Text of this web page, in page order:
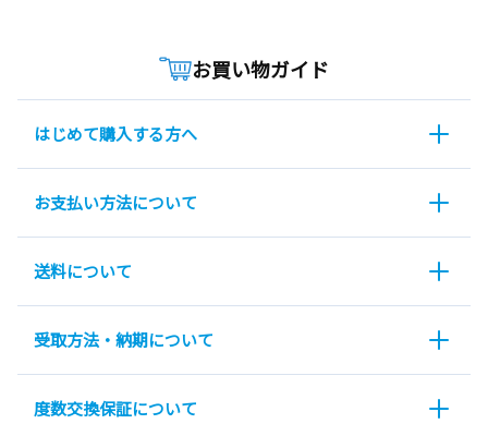
お買い物ガイド
はじめて購入する方へ
お支払い方法について
送料について
受取方法・納期について
度数交換保証について